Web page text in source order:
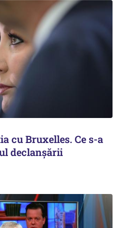
cu Bruxelles. Ce s-a
declanșării